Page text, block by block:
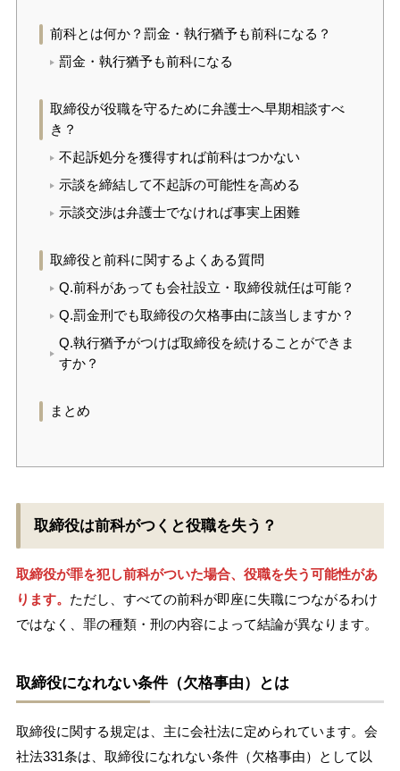
前科とは何か？罰金・執行猶予も前科になる？
罰金・執行猶予も前科になる
取締役が役職を守るために弁護士へ早期相談すべ
き？
不起訴処分を獲得すれば前科はつかない
示談を締結して不起訴の可能性を高める
示談交渉は弁護士でなければ事実上困難
取締役と前科に関するよくある質問
Q.前科があっても会社設立・取締役就任は可能？
Q.罰金刑でも取締役の欠格事由に該当しますか？
Q.執行猶予がつけば取締役を続けることができま
すか？
まとめ
取締役は前科がつくと役職を失う？
取締役が罪を犯し前科がついた場合、役職を失う可能性があ
ります。 ただし、すべての前科が即座に失職につながるわけ
ではなく、罪の種類・刑の内容によって結論が異なります。
取締役になれない条件（欠格事由）とは
取締役に関する規定は、主に会社法に定められています。会
社法331条は、取締役になれない条件（欠格事由）として以